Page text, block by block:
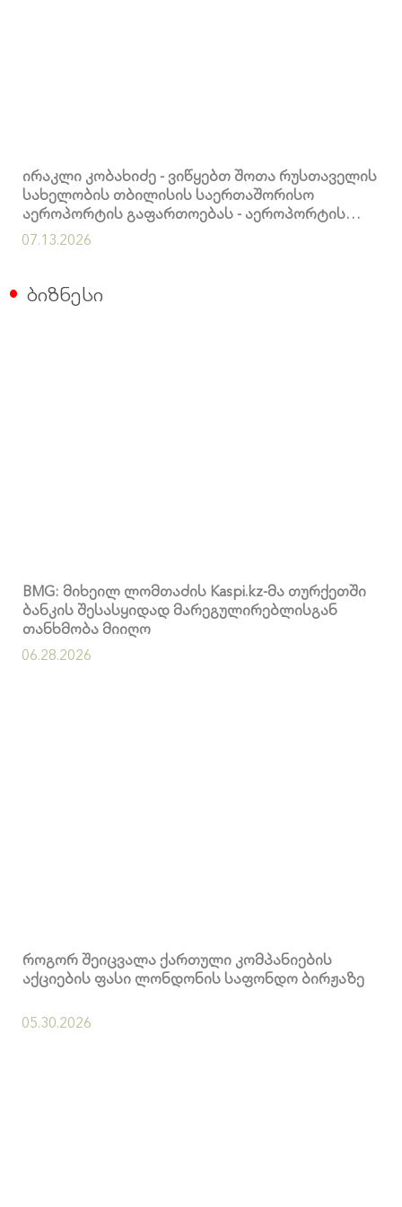
ირაკლი კობახიძე - ვიწყებთ შოთა რუსთაველის
სახელობის თბილისის საერთაშორისო
აეროპორტის გაფართოებას - აეროპორტის
წლიური გამტარუნარიანობა 10 მილიონ
მგზავრამდე გაიზრდება
07.13.2026
ბიზნესი
BMG: მიხეილ ლომთაძის Kaspi.kz-მა თურქეთში
ბანკის შესასყიდად მარეგულირებლისგან
თანხმობა მიიღო
06.28.2026
როგორ შეიცვალა ქართული კომპანიების
აქციების ფასი ლონდონის საფონდო ბირჟაზე
05.30.2026